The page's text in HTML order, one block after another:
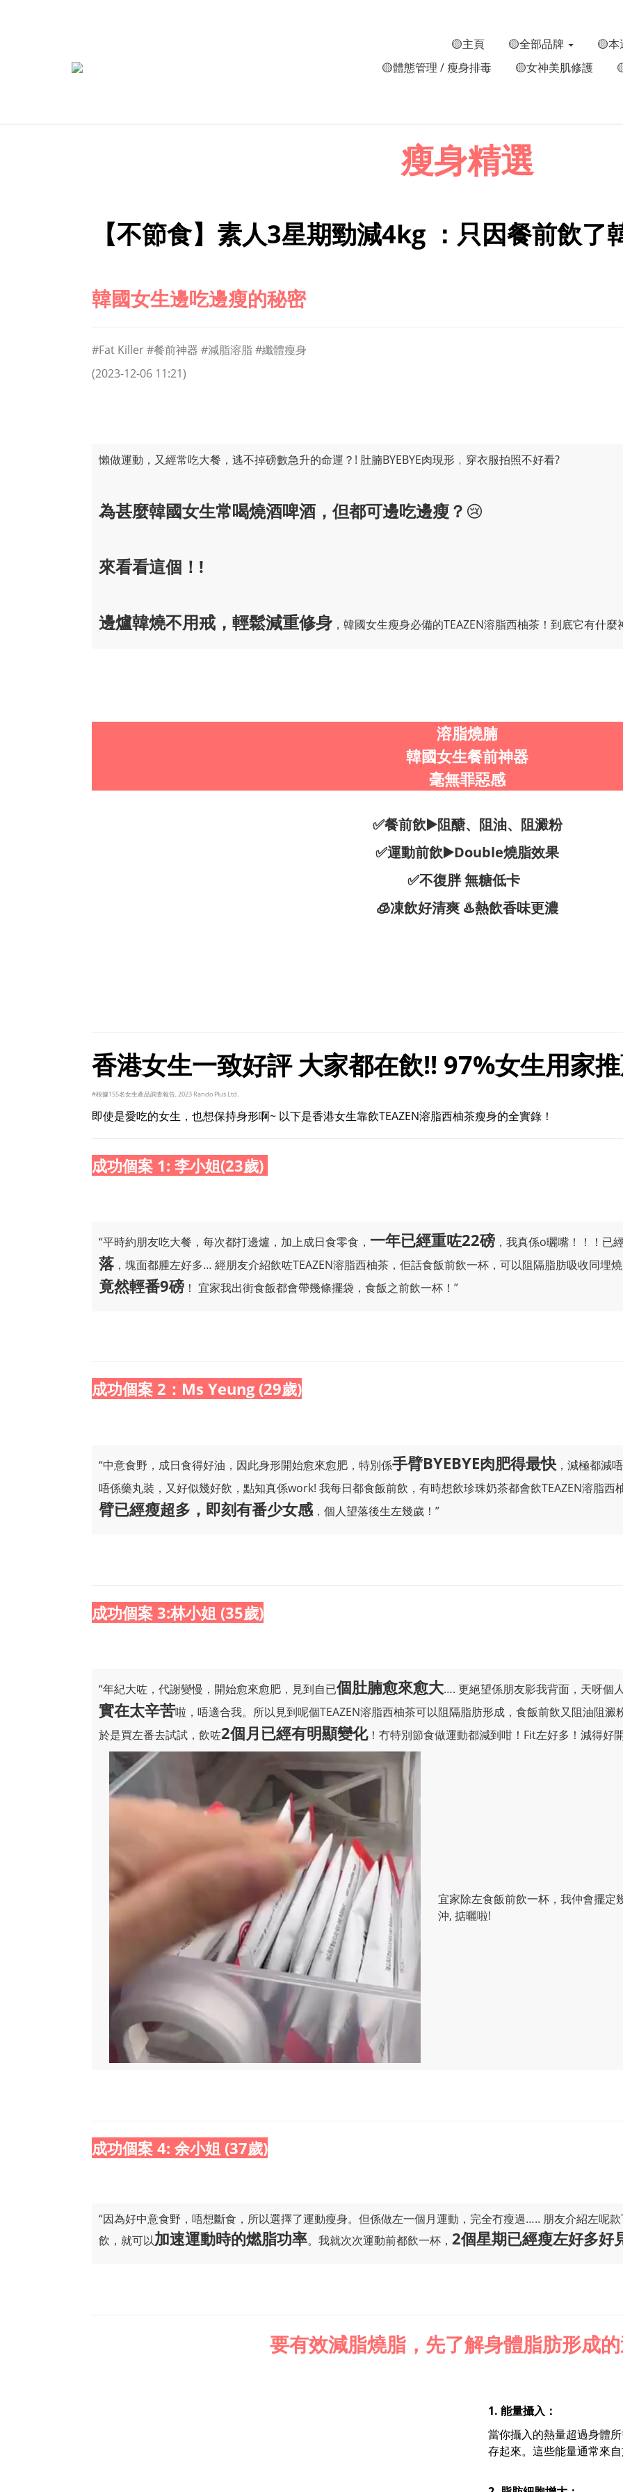
🟡主頁 🟡全部品牌 🟡本
🟡體態管理 / 瘦身排毒
🟡女神美肌修護
瘦身精選
【不節食】素人3星期勁減4kg ：只因餐前飲了
韓國女生邊吃邊瘦的秘密
#Fat Killer #餐前神器 #減脂溶脂 #纖體瘦身
(2023-12-06 11:21)
懶做運動，又經常吃大餐，逃不掉磅數急升的命運？! 肚腩BYEBYE肉現形﹐穿衣服拍照不好看?
為甚麼韓國女生常喝燒酒啤酒，但都可邊吃邊瘦？ 😢
來看看這個！!
邊爐韓燒不用戒，輕鬆減重修身 ，韓國女生瘦身必備的TEAZEN溶脂西柚茶！到底它有什
溶脂燒腩
韓國女生餐前神器
毫無罪惡感
✅餐前飲▶️阻醣、阻油、阻澱粉
✅運動前飲▶️Double燒脂效果
✅不復胖 無糖低卡
🧊凍飲好清爽 ♨️熱飲香味更濃
香港女生一致好評 大家都在飲!! 97%女生用家
#根據155名女生產品調查報告, 2023 Rando Plus Ltd.
即使是愛吃的女生，也想保持身形啊~ 以下是香港女生靠飲TEAZEN溶脂西柚茶瘦身的全實錄！
成功個案 1: 李小姐(23歲)
“平時約朋友吃大餐，每次都打邊爐，加上成日食零食， 一年已經重咗22磅 ，我真係o曬嘴！！！已
落，塊面都腫左好多… 經朋友介紹飲咗TEAZEN溶脂西柚茶，佢話食飯前飲一杯，可以阻隔脂肪吸收同埋
竟然輕番9磅 ！ 宜家我出街食飯都會帶幾條擺袋，食飯之前飲一杯！”
成功個案 2：Ms Yeung (29歲)
“中意食野，成日食得好油，因此身形開始愈來愈肥，特別係手臂BYEBYE肉肥得最快 ，減極都減
唔係藥丸裝，又好似幾好飲，點知真係work! 我每日都食飯前飲，有時想飲珍珠奶茶都會飲TEAZEN溶脂西
臂已經瘦超多，即刻有番少女感，個人望落後生左幾歲！”
成功個案 3:林小姐 (35歲)
“年紀大咗，代謝變慢，開始愈來愈肥，見到自已個肚腩愈來愈大…. 更絕望係朋友影我背面，天呀個
實在太辛苦啦，唔適合我。所以見到呢個TEAZEN溶脂西柚茶可以阻隔脂肪形成，食飯前飲又阻油阻澱
於是買左番去試試，飲咗2個月已經有明顯變化！冇特別節食做運動都減到咁！Fit左好多！減得好
宜家除左食飯前飲一杯，我仲會擺定
沖, 掂曬啦!
成功個案 4: 余小姐 (37歲)
“因為好中意食野，唔想斷食，所以選擇了運動瘦身。但係做左一個月運動，完全冇瘦過….. 朋友介紹左呢
飲，就可以加速運動時的燃脂功率。我就次次運動前都飲一杯， 2個星期已經瘦左好多好
要有效減脂燒脂，先了解身體脂肪形成
1. 能量攝入：
當你攝入的熱量超過身體
存起來。這些能量通常來